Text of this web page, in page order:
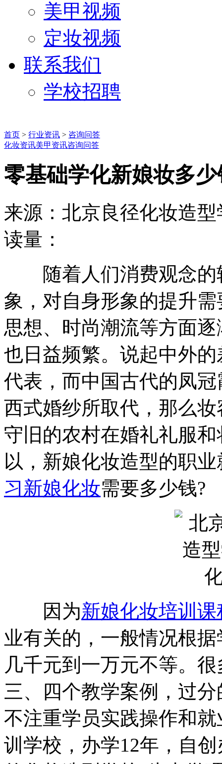
美甲视频
定妆视频
联系我们
学校招聘
首页 > 行业资讯 > 咨询问答
化妆资讯美甲资讯咨询问答
零基础学化新娘妆多
来源：北京良径化妆造型
读量：
随着人们消费观念的
象，对自身形象的提升
思想、时尚潮流等方面
也日益频繁。说起中外
代表，而中国古代的凤
西式婚纱所取代，那么
守旧的农村在婚礼礼服
以，新娘化妆造型的职
习新娘化妆需要多少钱?
因为新娘化妆培训课
业有关的，一般情况根
几千元到一万元不等。
三、四个教学案例，过
不注重学员实践操作和
训学校，办学12年，自